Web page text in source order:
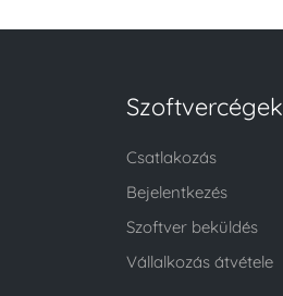
Szoftvercégek
Csatlakozás
Bejelentkezés
Szoftver beküldés
Vállalkozás átvétele